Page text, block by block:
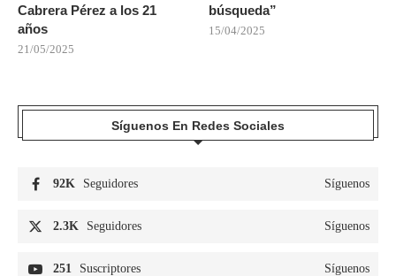
Cabrera Pérez a los 21
años
21/05/2025
búsqueda”
15/04/2025
Síguenos En Redes Sociales
92K Seguidores Síguenos
2.3K Seguidores Síguenos
251 Suscriptores Síguenos